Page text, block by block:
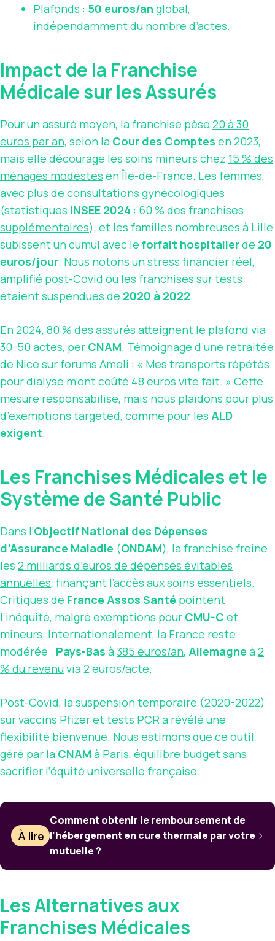
Plafonds : 50 euros/an global,
indépendamment du nombre d’actes.
Impact de la Franchise
Médicale sur les Assurés
Pour un assuré moyen, la franchise pèse 20 à 30
euros par an, selon la Cour des Comptes en 2023,
mais elle décourage les soins mineurs chez 15 % des
ménages modestes en Île-de-France. Les femmes,
avec plus de consultations gynécologiques
(statistiques INSEE 2024 : 60 % des franchises
supplémentaires), et les familles nombreuses à Lille
subissent un cumul avec le forfait hospitalierde 20
euros/jour. Nous notons un stress financier réel,
amplifié post-Covid où les franchises sur tests
étaient suspendues de 2020 à 2022.
En 2024, 80 % des assurés atteignent le plafond via
30-50 actes, per CNAM. Témoignage d’une retraitée
de Nice sur forums Ameli : « Mes transports répétés
pour dialyse m’ont coûté 48 euros vite fait. » Cette
mesure responsabilise, mais nous plaidons pour plus
d’exemptions targeted, comme pour les ALD
exigent.
Les Franchises Médicales et le
Système de Santé Public
Dans l’Objectif National des Dépenses
d’Assurance Maladie (ONDAM), la franchise freine
les 2 milliards d’euros de dépenses évitables
annuelles, finançant l’accès aux soins essentiels.
Critiques de France Assos Santé pointent
l’inéquité, malgré exemptions pour CMU-C et
mineurs. Internationalement, la France reste
modérée : Pays-Bas à385 euros/an, Allemagne à2
% du revenuvia 2 euros/acte.
Post-Covid, la suspension temporaire (2020-2022)
sur vaccins Pfizer et tests PCR a révélé une
flexibilité bienvenue. Nous estimons que ce outil,
géré par la CNAM à Paris, équilibre budget sans
sacrifier l’équité universelle française.
À lire
Comment obtenir le remboursement de
l’hébergement en cure thermale par votre
mutuelle ?
Les Alternatives aux
Franchises Médicales